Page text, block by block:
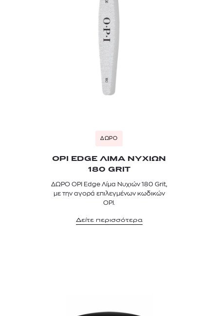
ΔΩΡΟ
OPI EDGE ΛΙΜΑ ΝΥΧΙΩΝ
180 GRIT
ΔΩΡΟ OPI Edge Λίμα Νυχιών 180 Grit,
με την αγορά επιλεγμένων κωδικών
OPI.
Δείτε περισσότερα